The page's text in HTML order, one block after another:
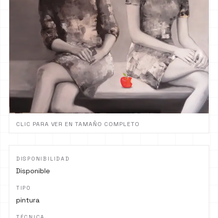
CLIC PARA VER EN TAMAÑO COMPLETO
DISPONIBILIDAD
Disponible
TIPO
pintura